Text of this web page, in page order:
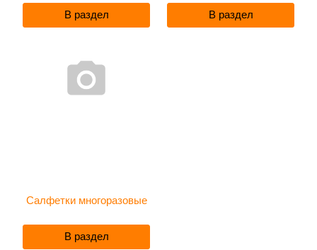
В раздел В раздел
Салфетки многоразовые
В раздел